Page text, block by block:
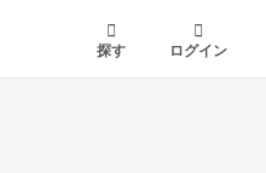
探す
ログイン